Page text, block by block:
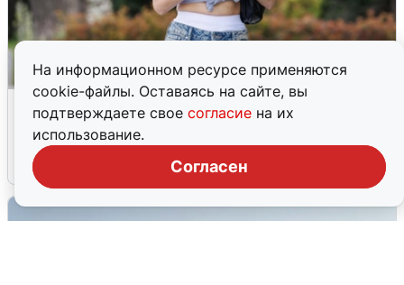
На информационном ресурсе применяются
cookie-файлы. Оставаясь на сайте, вы
подтверждаете свое согласие на их
использование.
Согласен
Волгоградцы остались без
мобильного интернета
6 августа